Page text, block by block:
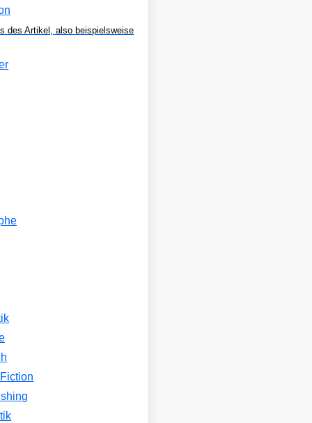
des Artikel, also beispielsweise